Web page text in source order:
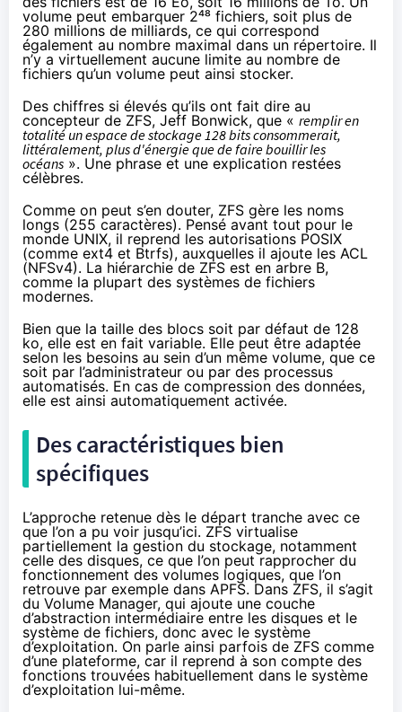
volume peut embarquer 2⁴⁸ fichiers, soit plus de
280 millions de milliards, ce qui correspond
également au nombre maximal dans un répertoire. Il
n’y a virtuellement aucune limite au nombre de
fichiers qu’un volume peut ainsi stocker.
Des chiffres si élevés qu’ils ont fait dire au
concepteur de ZFS, Jeff Bonwick, que « remplir en
totalité un espace de stockage 128 bits consommerait,
littéralement, plus d'énergie que de faire bouillir les
océans ». Une phrase et une explication restées
célèbres.
Comme on peut s’en douter, ZFS gère les noms
longs (255 caractères). Pensé avant tout pour le
monde UNIX, il reprend les autorisations POSIX
(comme ext4 et Btrfs), auxquelles il ajoute les ACL
(NFSv4). La hiérarchie de ZFS est en arbre B,
comme la plupart des systèmes de fichiers
modernes.
Bien que la taille des blocs soit par défaut de 128
ko, elle est en fait variable. Elle peut être adaptée
selon les besoins au sein d’un même volume, que ce
soit par l’administrateur ou par des processus
automatisés. En cas de compression des données,
elle est ainsi automatiquement activée.
Des caractéristiques bien
spécifiques
L’approche retenue dès le départ tranche avec ce
que l’on a pu voir jusqu’ici. ZFS virtualise
partiellement la gestion du stockage, notamment
celle des disques, ce que l’on peut rapprocher du
fonctionnement des volumes logiques, que l’on
retrouve par exemple dans APFS. Dans ZFS, il s’agit
du Volume Manager, qui ajoute une couche
d’abstraction intermédiaire entre les disques et le
système de fichiers, donc avec le système
d’exploitation. On parle ainsi parfois de ZFS comme
d’une plateforme, car il reprend à son compte des
fonctions trouvées habituellement dans le système
d’exploitation lui-même.